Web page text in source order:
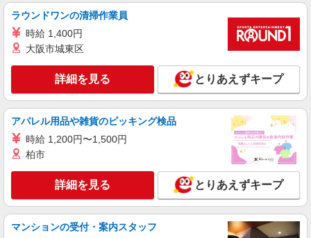
ラウンドワンの清掃作業員
時給 1,400円
大阪市城東区
詳細を見る とりあえずキープ
アパレル用品や雑貨のピッキング検品
時給 1,200円〜1,500円
柏市
詳細を見る とりあえずキープ
マンションの受付・案内スタッフ